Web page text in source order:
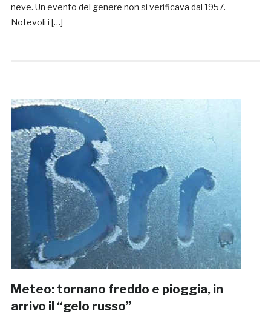
neve. Un evento del genere non si verificava dal 1957.
Notevoli i […]
Meteo: tornano freddo e pioggia, in
arrivo il “gelo russo”